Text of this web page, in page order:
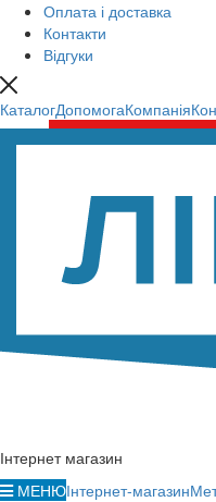
Оплата і доставка
Контакти
Відгуки
КаталогДопомогаКомпанія
Інтернет магазин
МЕНЮІнтернет-магазин